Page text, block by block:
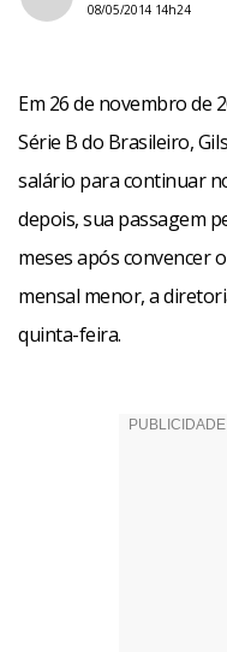
08/05/2014 14h24
Em 26 de novembro de
Série B do Brasileiro,
salário para continuar
depois, sua passagem
meses após convencer
mensal menor, a
quinta-feira.